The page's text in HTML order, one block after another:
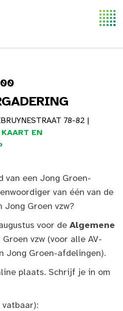
78-82 |
KAART EN
van een Jong Groen-
van één van de
Jong Groen vzw?
voor de Algemene
vzw (voor alle AV-
Jong Groen-afdelingen).
plaats. Schrijf je in om